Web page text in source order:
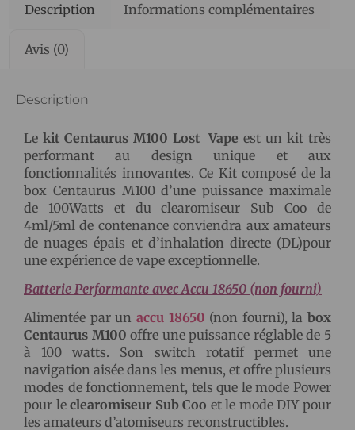
Description Informations complémentaires
Avis (0)
Description
Le kit Centaurus M100 Lost Vape est un kit très
performant au design unique et aux
fonctionnalités innovantes. Ce Kit composé de la
box Centaurus M100 d’une puissance maximale
de 100Watts et du clearomiseur Sub Coo de
4ml/5ml de contenance conviendra aux amateurs
de nuages épais et d’inhalation directe (DL)pour
une expérience de vape exceptionnelle.
Batterie Performante avec Accu 18650 (non fourni)
Alimentée par un accu 18650 (non fourni), la box
Centaurus M100 offre une puissance réglable de 5
à 100 watts. Son switch rotatif permet une
navigation aisée dans les menus, et offre plusieurs
modes de fonctionnement, tels que le mode Power
pour leclearomiseur Sub Coo et le mode DIY pour
les amateurs d’atomiseurs reconstructibles.